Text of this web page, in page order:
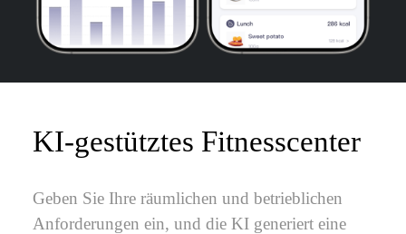
KI-gestütztes Fitnesscenter
Geben Sie Ihre räumlichen und betrieblichen
Anforderungen ein, und die KI generiert eine